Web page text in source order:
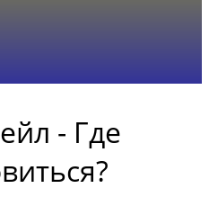
- Где